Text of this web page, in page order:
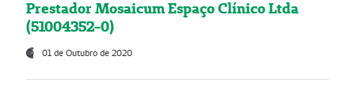
Prestador Mosaicum Espaço Clínico Ltda
(51004352-0)
01 de Outubro de 2020